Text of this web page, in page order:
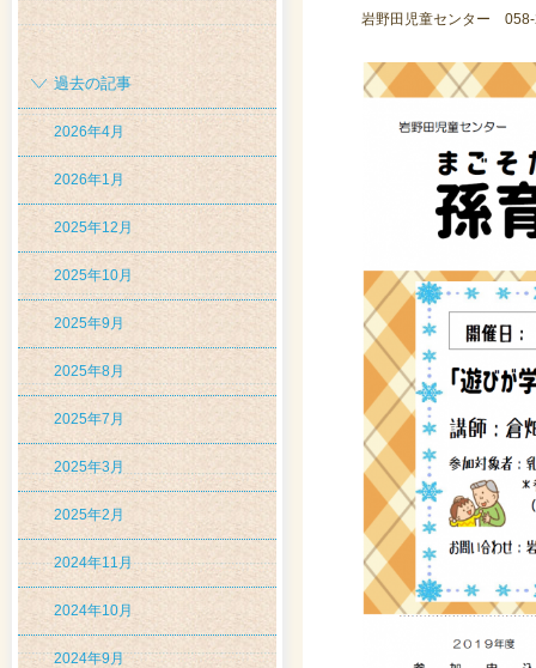
過去の記事
2026年4月
2026年1月
2025年12月
2025年10月
2025年9月
2025年8月
2025年7月
2025年3月
2025年2月
2024年11月
2024年10月
2024年9月
岩野田児童センター